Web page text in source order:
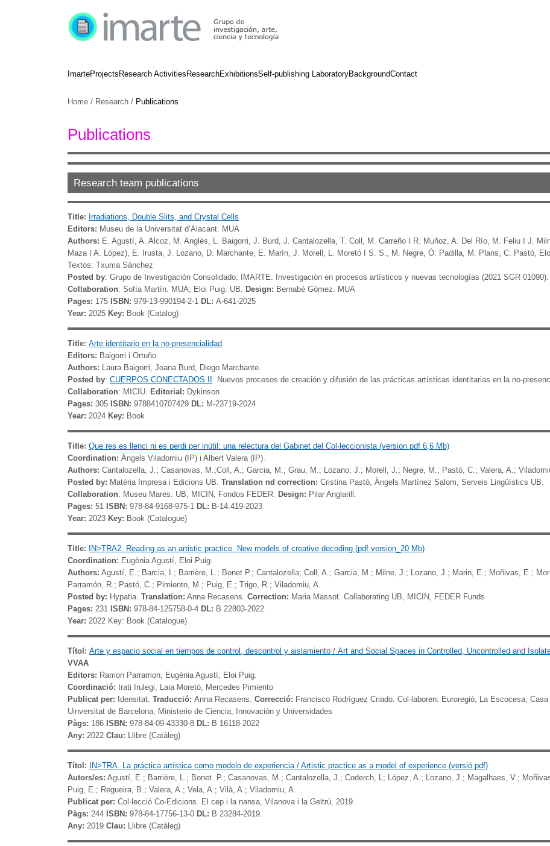
ImarteProjects Research Activities ResearchExhibitionsSelf-publishing LaboratoryBackgroundContact
Home / Research / Publications
Publications
Research team publications
Title: Irradiations, Double Slits, and Crystal Cells
Editors: Museu de la Universitat d’Alacant. MUA
Authors: E. Agustí, A. Alcoz, M. Anglès, L. Baigorri, J. Burd, J. Cantalozella, T. Coll, M. Carreño I R. Muñoz, A. Del Río, M. Feliu I J.
Maza I A. López), E. Irusta, J. Lozano, D. Marchante, E. Marín, J. Morell, L. Moretó I S. S., M. Negre, Ò. Padilla, M. Plans, C. Pastó,
Textos: Txuma Sánchez
Posted by: Grupo de Investigación Consolidado: IMARTE. Investigación en procesos artísticos y nuevas tecnologías (2021 SGR 01090).
Collaboration: Sofía Martín. MUA; Eloi Puig. UB. Design: Bernabé Gómez. MUA
Pages: 175 ISBN: 979-13-990194-2-1 DL: A-641-2025
Year: 2025 Key: Book (Catalog)
Title: Arte identitario en la no-presencialidad
Editors: Baigorri i Ortuño.
Authors: Laura Baigorri, Joana Burd, Diego Marchante.
Posted by: CUERPOS CONECTADOS II
Nuevos procesos de creación y difusión de las prácticas artísticas identitarias en la no-
Collaboration: MICIU. Editorial: Dykinson
Pages: 305 ISBN: 9788410707429 DL: M-23719-2024
Year: 2024 Key: Book
Title: Que res es llenci ni es perdi per inútil: una relectura del Gabinet del Col·leccionista (version pdf 6,6 Mb)
Coordination: Àngels Viladomiu (IP) i Albert Valera (IP).
Authors: Cantalozella, J.; Casanovas, M.;Coll, A.; Garcia, M.; Grau, M.; Lozano, J.; Morell, J.; Negre, M.; Pastó, C.; Valera, A.;
Posted by: Matèria Impresa i Edicions UB. Translation nd correction: Cristina Pastó, Àngels Martínez Salom, Serveis Lingüístics UB.
Collaboration: Museu Mares. UB, MICIN, Fondos FEDER. Design: Pilar Anglarill.
Pages: 51 ISBN: 978-84-9168-975-1 DL: B-14.419-2023
Year: 2023 Key: Book (Catalogue)
Title: IN>TRA2. Reading as an artistic practice. New models of creative decoding (pdf version_20 Mb)
Coordination: Eugènia Agustí, Eloi Puig.
Authors: Agustí, E.; Barcia, I.; Barrière, L.; Bonet P.; Cantalozella; Coll, A.; Garcia, M.; Milne, J.; Lozano, J.; Marin, E.; Moñivas, E.;
Parramón, R.; Pastó, C.; Pimiento, M.; Puig, E.; Trigo, R.; Viladomiu, A.
Posted by: Hypatia. Translation: Anna Recasens. Correction: Maria Massot. Collaborating UB, MICIN, FEDER Funds
Pages: 231 ISBN: 978-84-125758-0-4 DL: B 22803-2022.
Year: 2022 Key: Book (Catalogue)
Títol: Arte y espacio social en tiempos de control, descontrol y aislamiento / Art and Social Spaces in Controlled, Uncontrolled and
VVAA
Editors: Ramon Parramon, Eugènia Agustí, Eloi Puig.
Coordinació:
Irati Irulegi, Laia Moretó, Mercedes Pimiento
Publicat per: Idensitat. Traducció: Anna Recasens. Correcció: Francisco Rodríguez Criado. Col·laboren: Euroregió, La Escocesa,
Uinversitat de Barcelona, Ministerio de Ciencia, Innovación y Universidades
Pàgs: 186 ISBN: 978-84-09-43330-8 DL: B 16118-2022
Any: 2022 Clau: Llibre (Catàleg)
Títol:
IN>TRA. La práctica artística como modelo de experiencia / Artistic practice as a model of experience (versió pdf)
Autors/es: Agustí, E.; Barrière, L.; Bonet. P.; Casanovas, M.; Cantalozella, J.; Coderch, L; López, A.; Lozano, J.; Magalhaes, V.;
Puig, E.; Regueira, B.; Valera, A.; Vela, A.; Vilà, A.; Viladomiu, A.
Publicat per: Col·lecció Co-Edicions. El cep i la nansa, Vilanova i la Geltrú, 2019.
Pàgs: 244 ISBN: 978-84-17756-13-0 DL: B 23284-2019.
Any: 2019 Clau: Llibre (Catàleg)